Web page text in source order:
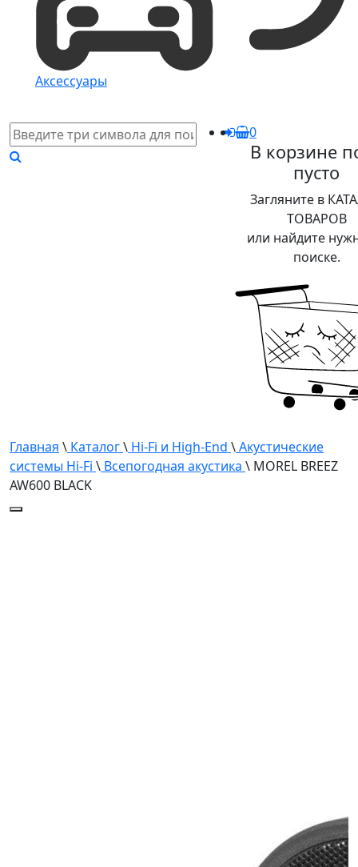
Аксессуары
0
В корзине
пусто
Загляните в
ТОВАРОВ
или найдите
поиске.
Главная \ Каталог\ Hi-Fi и High-End \Акустические
системы Hi-Fi \ Всепогодная акустика \ MOREL BREEZ
AW600 BLACK